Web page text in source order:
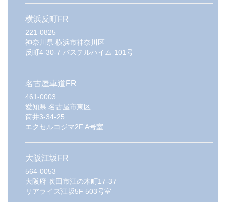
横浜反町FR
221-0825
神奈川県 横浜市神奈川区
反町4-30-7 パステルハイム 101号
名古屋車道FR
461-0003
愛知県 名古屋市東区
筒井3-34-25
エクセルコジマ2F A号室
大阪江坂FR
564-0053
大阪府 吹田市江の木町17-37
リアライズ江坂5F 503号室